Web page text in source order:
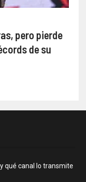
pero pierde
de su
qué canal lo transmite